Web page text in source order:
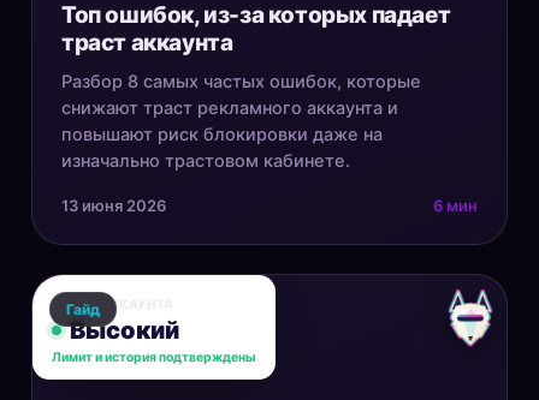
Топ ошибок, из-за которых падает
траст аккаунта
Разбор 8 самых частых ошибок, которые
снижают траст рекламного аккаунта и
повышают риск блокировки даже на
изначально трастовом кабинете.
13 июня 2026 6 мин
ТРАСТ АККАУНТА
Высокий
Лимит и история подтверждены
Гайд